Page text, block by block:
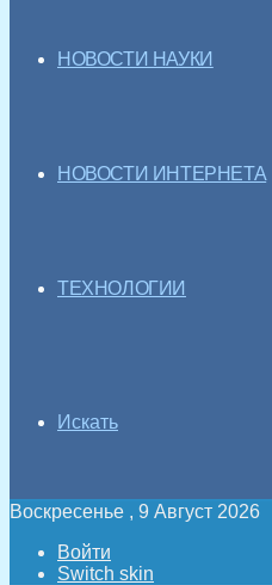
НОВОСТИ НАУКИ
НОВОСТИ ИНТЕРНЕТА
ТЕХНОЛОГИИ
Искать
Воскресенье , 9 Август 2026
Войти
Switch skin